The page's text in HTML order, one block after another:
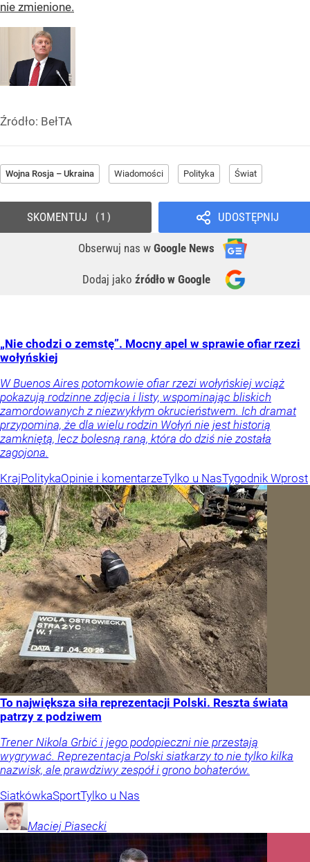
nie zmienione.
Źródło: BełTA
Wojna Rosja – Ukraina Wiadomości Polityka Świat
UDOSTĘPNIJ
Obserwuj nas w Google News
Dodaj jako źródło w Google
SKOMENTUJ 1
„Nie chodzi o zemstę”. Mocny apel w sprawie ofiar rzezi
wołyńskiej
W Buenos Aires potomkowie ofiar rzezi wołyńskiej wciąż
pokazują rodzinne zdjęcia i listy, wspominając bliskich
zamordowanych z niezwykłym okrucieństwem. Ich dramat
przypomina, że dla wielu rodzin Wołyń nie jest historią
zamkniętą, lecz bolesną raną, która do dziś nie została
zagojona.
KrajPolitykaOpinie i komentarzeTylko u NasTygodnik Wprost
To największa siła reprezentacji Polski. Reszta świata
patrzy z podziwem
Trener Nikola Grbić i jego podopieczni nie przestają
wygrywać. Reprezentacja Polski siatkarzy to nie tylko kilka
nazwisk, ale prawdziwy zespół i grono bohaterów.
SiatkówkaSportTylko u Nas
Maciej Piasecki